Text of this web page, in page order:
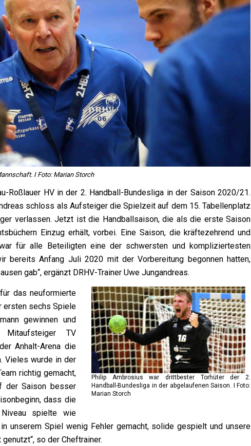
I Foto: Marian Storch
Roßlauer HV in der 2. Handball-Bundesliga in der Saison 2020/21.
schloss als Aufsteiger die Spielzeit auf dem 15. Tabellenplatz
verlassen. Jetzt ist die Handballsaison, die als die erste Saison
Einzug erhält, vorbei. Eine Saison, die kräftezehrend und
für alle Beteiligten eine der schwersten und kompliziertesten
bereits Anfang Juli 2020 mit der Vorbereitung begonnen hatten,
gab“, ergänzt DRHV-Trainer Uwe Jungandreas.
Philip Ambrosius war drittbester Torhüter der 2.
Handball-Bundesliga in der abgelaufenen Saison. I Foto:
Marian Storch
das neuformierte
ersten sechs Spiele
gewinnen und
TV
Anhalt-Arena die
Vieles wurde in der
richtig gemacht,
der Saison besser
dass die
spielte wie
unserem Spiel wenig Fehler gemacht, solide gespielt und unsere
so der Cheftrainer.